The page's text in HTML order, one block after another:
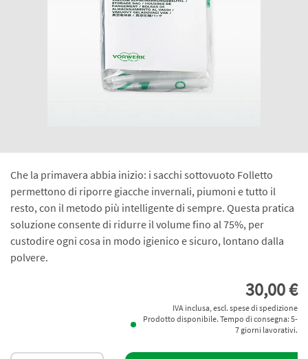
Che la primavera abbia inizio: i sacchi sottovuoto Folletto
permettono di riporre giacche invernali, piumoni e tutto il
resto, con il metodo più intelligente di sempre. Questa pratica
soluzione consente di ridurre il volume fino al 75%, per
custodire ogni cosa in modo igienico e sicuro, lontano dalla
polvere.
30,00 €
IVA inclusa, escl. spese di spedizione
Prodotto disponibile. Tempo di consegna: 5-
7 giorni lavorativi.